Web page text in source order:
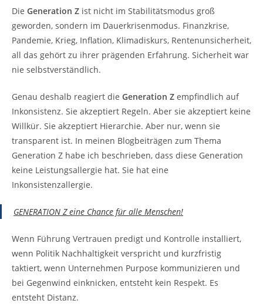
Die Generation Z ist nicht im Stabilitätsmodus groß
geworden, sondern im Dauerkrisenmodus. Finanzkrise,
Pandemie, Krieg, Inflation, Klimadiskurs, Rentenunsicherheit,
all das gehört zu ihrer prägenden Erfahrung. Sicherheit war
nie selbstverständlich.
Genau deshalb reagiert die Generation Z empfindlich auf
Inkonsistenz. Sie akzeptiert Regeln. Aber sie akzeptiert keine
Willkür. Sie akzeptiert Hierarchie. Aber nur, wenn sie
transparent ist. In meinen Blogbeiträgen zum Thema
Generation Z habe ich beschrieben, dass diese Generation
keine Leistungsallergie hat. Sie hat eine
Inkonsistenzallergie.
GENERATION Z eine Chance für alle Menschen!
Wenn Führung Vertrauen predigt und Kontrolle installiert,
wenn Politik Nachhaltigkeit verspricht und kurzfristig
taktiert, wenn Unternehmen Purpose kommunizieren und
bei Gegenwind einknicken, entsteht kein Respekt. Es
entsteht Distanz.